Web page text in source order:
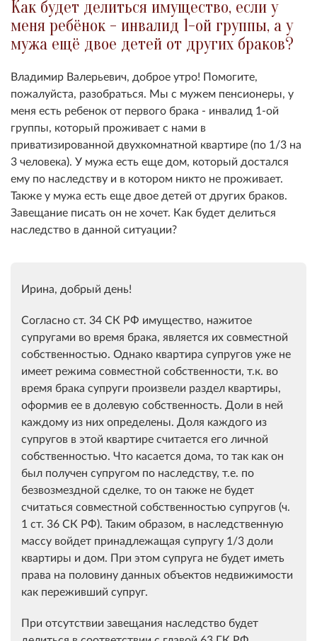
Как будет делиться имущество, если у
меня ребёнок - инвалид 1-ой группы, а у
мужа ещё двое детей от других браков?
Владимир Валерьевич, доброе утро! Помогите,
пожалуйста, разобраться. Мы с мужем пенсионеры, у
меня есть ребенок от первого брака - инвалид 1-ой
группы, который проживает с нами в
приватизированной двухкомнатной квартире (по 1/3 на
3 человека). У мужа есть еще дом, который достался
ему по наследству и в котором никто не проживает.
Также у мужа есть еще двое детей от других браков.
Завещание писать он не хочет. Как будет делиться
наследство в данной ситуации?
Ирина, добрый день!
Согласно ст. 34 СК РФ имущество, нажитое
супругами во время брака, является их совместной
собственностью. Однако квартира супругов уже не
имеет режима совместной собственности, т.к. во
время брака супруги произвели раздел квартиры,
оформив ее в долевую собственность. Доли в ней
каждому из них определены. Доля каждого из
супругов в этой квартире считается его личной
собственностью. Что касается дома, то так как он
был получен супругом по наследству, т.е. по
безвозмездной сделке, то он также не будет
считаться совместной собственностью супругов (ч.
1 ст. 36 СК РФ). Таким образом, в наследственную
массу войдет принадлежащая супругу 1/3 доли
квартиры и дом. При этом супруга не будет иметь
права на половину данных объектов недвижимости
как переживший супруг.
При отсутствии завещания наследство будет